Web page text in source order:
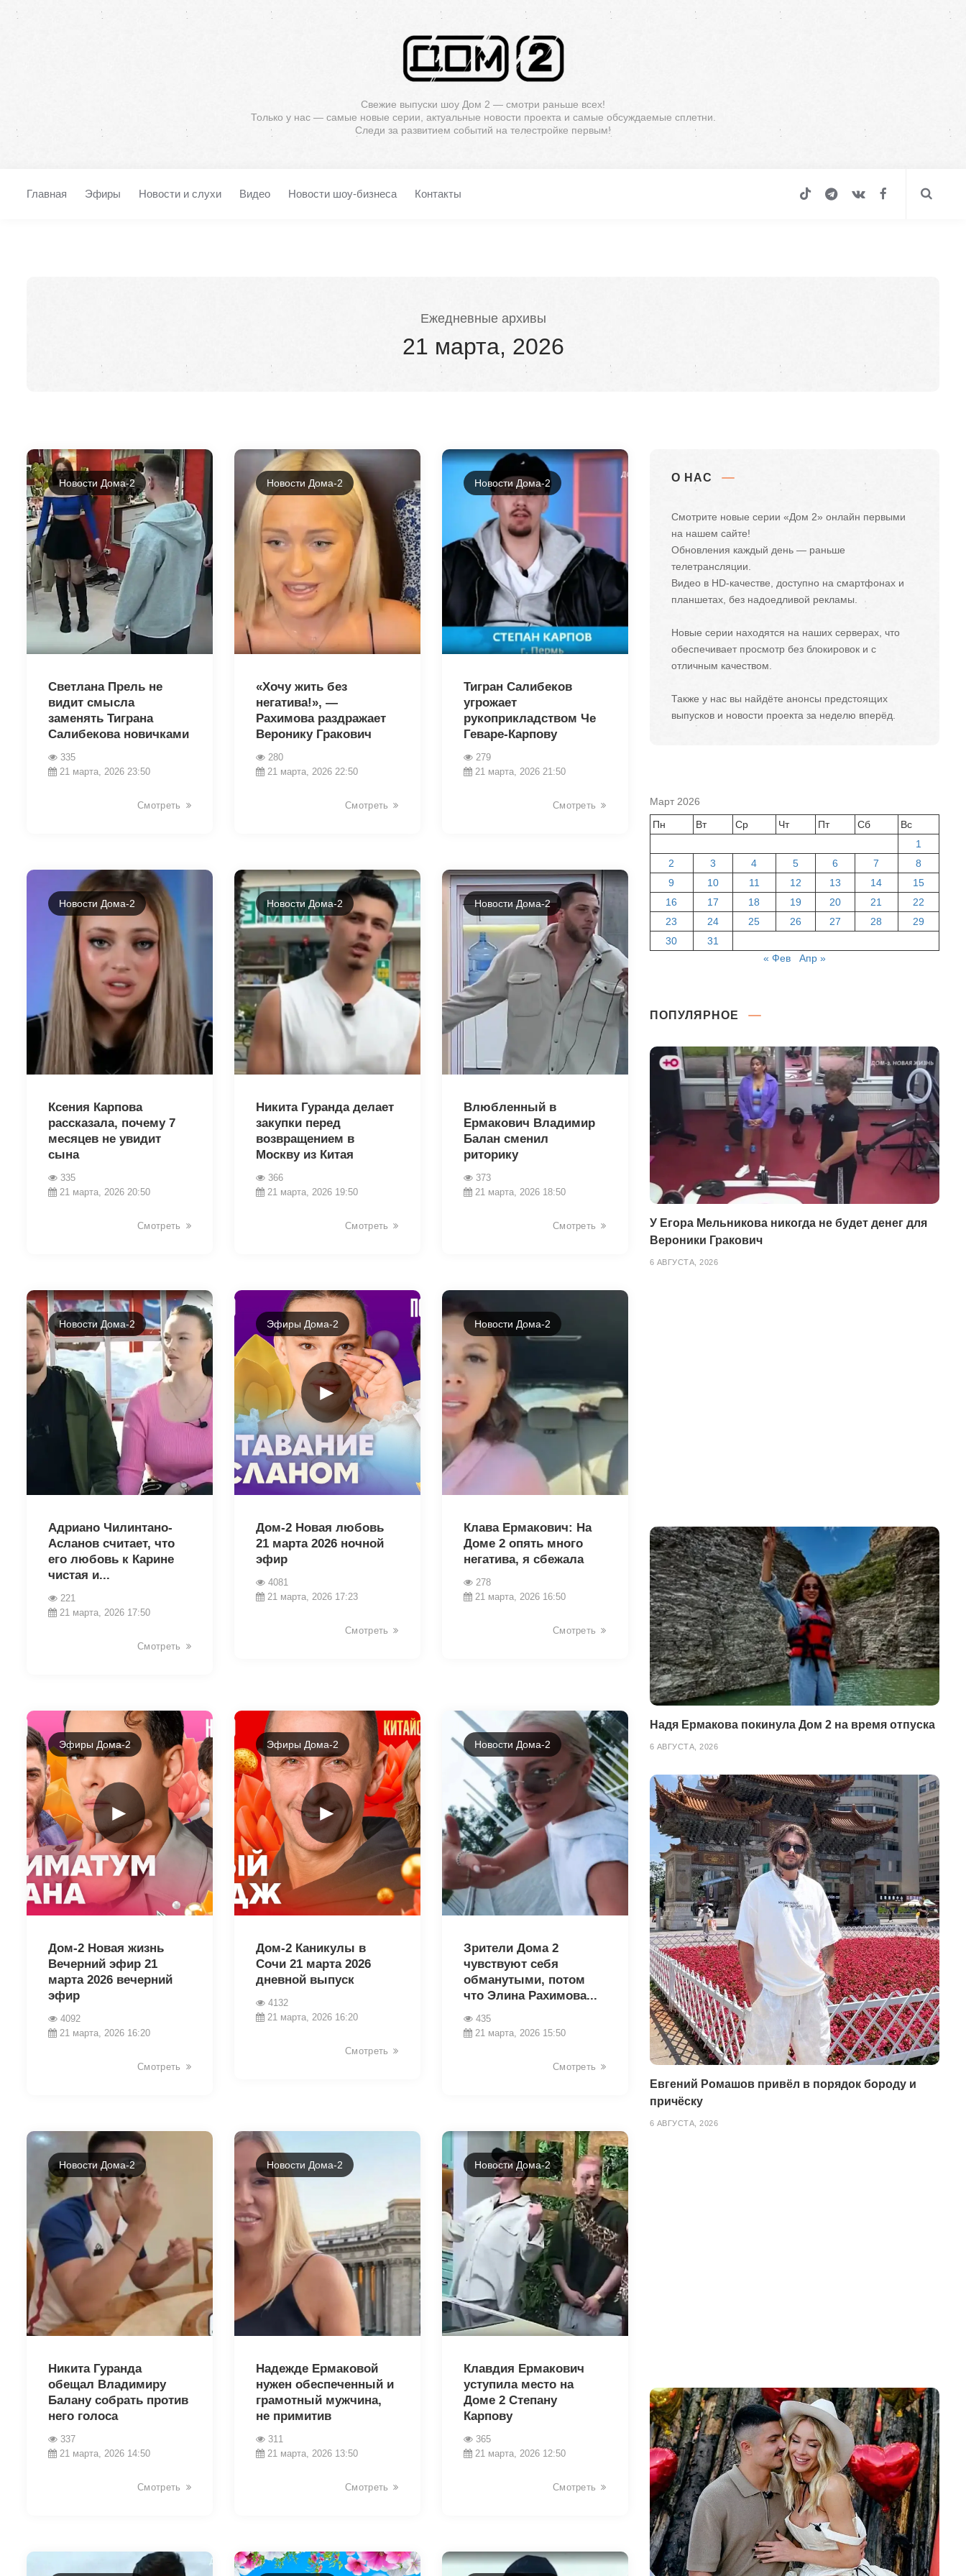
Свежие выпуски шоу Дом 2 — смотри раньше всех!
Только у нас — самые новые серии, актуальные новости проекта и самые обсуждаемые сплетни.
Следи за развитием событий на телестройке первым!
Главная Эфиры Новости и слухи Видео Новости шоу-бизнеса Контакты
Ежедневные архивы
21 марта, 2026
Новости Дома-2
Светлана Прель не
видит смысла
заменять Тиграна
Салибекова новичками
335
21 марта, 2026 23:50
Смотреть
Новости Дома-2
«Хочу жить без
негатива!», —
Рахимова раздражает
Веронику Гракович
280
21 марта, 2026 22:50
Смотреть
Новости Дома-2
Тигран Салибеков
угрожает
рукоприкладством Че
Геваре-Карпову
279
21 марта, 2026 21:50
Смотреть
Новости Дома-2
Ксения Карпова
рассказала, почему 7
месяцев не увидит
сына
335
21 марта, 2026 20:50
Смотреть
Новости Дома-2
Никита Гуранда делает
закупки перед
возвращением в
Москву из Китая
366
21 марта, 2026 19:50
Смотреть
Новости Дома-2
Влюбленный в
Ермакович Владимир
Балан сменил
риторику
373
21 марта, 2026 18:50
Смотреть
Новости Дома-2
Адриано Чилинтано-
Асланов считает, что
его любовь к Карине
чистая и...
221
21 марта, 2026 17:50
Смотреть
►
Эфиры Дома-2
Дом-2 Новая любовь
21 марта 2026 ночной
эфир
4081
21 марта, 2026 17:23
Смотреть
Новости Дома-2
Клава Ермакович: На
Доме 2 опять много
негатива, я сбежала
278
21 марта, 2026 16:50
Смотреть
►
Эфиры Дома-2
Дом-2 Новая жизнь
Вечерний эфир 21
марта 2026 вечерний
эфир
4092
21 марта, 2026 16:20
Смотреть
►
Эфиры Дома-2
Дом-2 Каникулы в
Сочи 21 марта 2026
дневной выпуск
4132
21 марта, 2026 16:20
Смотреть
Новости Дома-2
Зрители Дома 2
чувствуют себя
обманутыми, потом
что Элина Рахимова...
435
21 марта, 2026 15:50
Смотреть
Новости Дома-2
Никита Гуранда
обещал Владимиру
Балану собрать против
него голоса
337
21 марта, 2026 14:50
Смотреть
Новости Дома-2
Надежде Ермаковой
нужен обеспеченный и
грамотный мужчина,
не примитив
311
21 марта, 2026 13:50
Смотреть
Новости Дома-2
Клавдия Ермакович
уступила место на
Доме 2 Степану
Карпову
365
21 марта, 2026 12:50
Смотреть
О НАС
Смотрите новые серии «Дом 2» онлайн первыми
на нашем сайте!
Обновления каждый день — раньше
телетрансляции.
Видео в HD-качестве, доступно на смартфонах и
планшетах, без надоедливой рекламы.
Новые серии находятся на наших серверах, что
обеспечивает просмотр без блокировок и с
отличным качеством.
Также у нас вы найдёте анонсы предстоящих
выпусков и новости проекта за неделю вперёд.
Март 2026
Пн
Вт Ср Чт Пт Сб
Вс
1
2
3 4 5 6 7
8
9
10 11 12 13 14
15
16
17 18 19 20 21
22
23
24 25 26 27 28
29
30
31
« Фев
Апр »
ПОПУЛЯРНОЕ
У Егора Мельникова никогда не будет денег для
Вероники Гракович
6 АВГУСТА, 2026
Надя Ермакова покинула Дом 2 на время отпуска
6 АВГУСТА, 2026
Евгений Ромашов привёл в порядок бороду и
причёску
6 АВГУСТА, 2026